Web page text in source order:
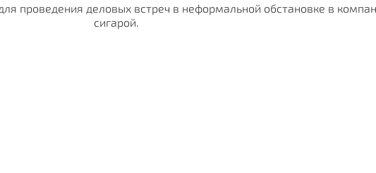
проведения деловых встреч в неформальной обстановке в
сигарой.